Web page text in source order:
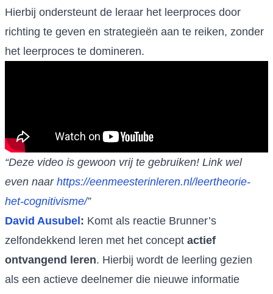
Hierbij ondersteunt de leraar het leerproces door
richting te geven en strategieën aan te reiken, zonder
het leerproces te domineren.
“Deze video is gewoon vrij te gebruiken! Link wel
even naar https://eenmeesterinleren.nl/leertheorie-
het-cognitivisme/”
David Ausubel : Komt als reactie Brunner’s
zelfondekkend leren met het concept actief
ontvangend leren. Hierbij wordt de leerling gezien
als een actieve deelnemer die nieuwe informatie